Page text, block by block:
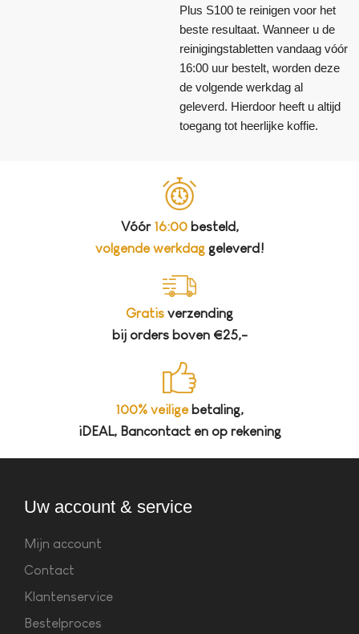
Plus S100 te reinigen voor het
beste resultaat. Wanneer u de
reinigingstabletten vandaag vóór
16:00 uur bestelt, worden deze
de volgende werkdag al
geleverd. Hierdoor heeft u altijd
toegang tot heerlijke koffie.
Vóór 16:00besteld,
volgende werkdaggeleverd!
Gratis verzending
bij orders boven €25,-
100% veiligebetaling,
iDEAL, Bancontact en op rekening
Uw account & service
Mijn account
Contact
Klantenservice
Bestelproces